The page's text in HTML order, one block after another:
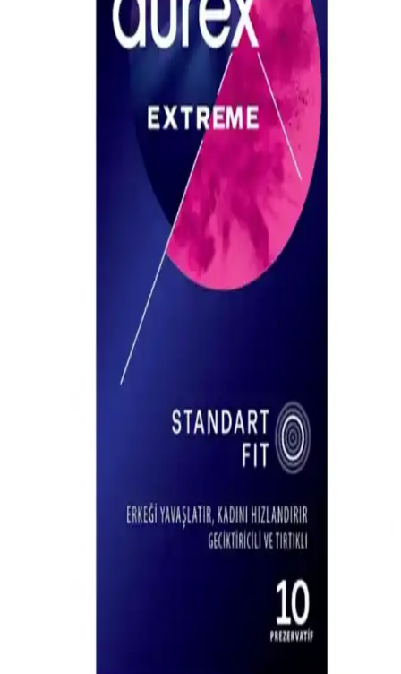
Okey Zirve 40'lı prezervatif paketi, yüksek kalite ve güvenlik
standartlarıyla uzun süreli kullanım sağlar, konfor ve pratiklik sunar,
ekonomik avantajlar ve kullanıcı geri bildirimleriyle öne çıkar.
Yüksek Kayganlık Özelliğine Sahip Prezervatifler:
Güvenlik ve Konforun Birleşimi
Yüksek kayganlık özellikleriyle prezervatifler, kullanım sırasında
rahatlık ve güvenliği artırır, yırtılma riskini azaltır ve doğal his sağlar,
Durex Yok Ötesi Ultra Kaygan Prezervatif 10'lu:
İnce ve Yüksek Kayganlık Özelliğiyle Güvenli
Durex Yok Ötesi Ultra Kaygan prezervatif, ince yapısı ve yüksek
kayganlık seviyesiyle güvenli ve doğal his sağlayan cinsel sağlık
ürünüdür. 10'lu paket, rahat kullanım ve yüksek performans sunar.
Geciktirici Prezervatifler: Güvenli ve Etkili Kullanım
Geciktirici prezervatifler, cinsel ilişki süresini uzatmak ve partner
memnuniyetini artırmak için kullanılır. Doğru kullanım ve güvenlik
önlemleriyle maksimum fayda sağlar.
Performans Artırıcı Geciktirici Prezervatifler:
Geciktirici prezervatifler, performansı artırmak ve erken boşalmayı
geciktirmek amacıyla tasarlanmış, lokal anestezik içerikli ürünlerdir.
Extreme Prezervatifler: Güvenli ve Dayanıklı Cinsel